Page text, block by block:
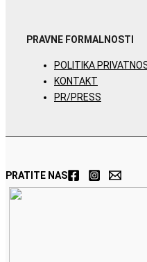
PRAVNE FORMALNOSTI
POLITIKA
KONTAKT
PR/PRESS
PRATITE NAS